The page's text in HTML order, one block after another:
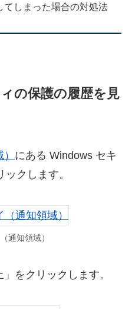
てしまった場合の対処法
の保護の履歴を見
にある Windows セキ
クします。
通知領域）
をクリックします。